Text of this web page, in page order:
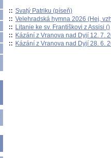
:: Svatý Patriku (píseň)
:: Velehradská hymna 2026 (Hej,
:: Litanie ke sv. Františkovi z Assisi ()
:: Kázání z Vranova nad Dyjí 12. 7.
:: Kázání z Vranova nad Dyjí 28. 6.